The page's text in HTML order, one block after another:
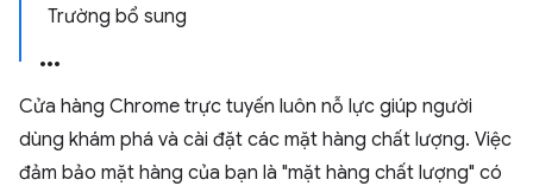
Trường bổ sung
Cửa hàng Chrome trực tuyến luôn nỗ lực giúp người
dùng khám phá và cài đặt các mặt hàng chất lượng. Việc
đảm bảo mặt hàng của bạn là "mặt hàng chất lượng" có